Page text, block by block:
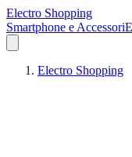
Electro Shopping
Smartphone e Accessori
Electro Shopping